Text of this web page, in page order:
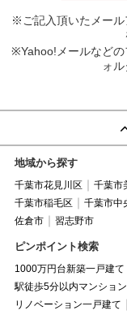
※ご記入頂いたメール
※Yahoo!メールなどの
ォ
地域から探す
千葉市花見川区 千葉市
千葉市稲毛区
千葉市中
佐倉市
習志野市
ピンポイント検索
1000万円台新築一戸建て
駅徒歩5分以内マンション
リノベーション一戸建て